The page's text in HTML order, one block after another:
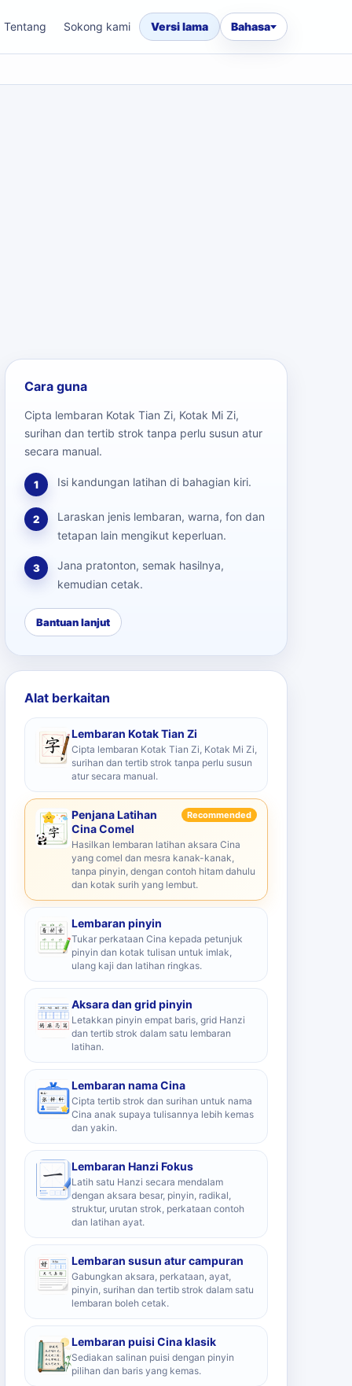
Tentang Sokong kami Versi lama Bahasa
Cara guna
Cipta lembaran Kotak Tian Zi, Kotak Mi Zi,
surihan dan tertib strok tanpa perlu susun atur
secara manual.
1 Isi kandungan latihan di bahagian kiri.
2
Laraskan jenis lembaran, warna, fon dan
tetapan lain mengikut keperluan.
3
Jana pratonton, semak hasilnya,
kemudian cetak.
Bantuan lanjut
Alat berkaitan
Lembaran Kotak Tian Zi
Cipta lembaran Kotak Tian Zi, Kotak Mi Zi,
surihan dan tertib strok tanpa perlu susun
atur secara manual.
Penjana Latihan
Cina Comel
Recommended
Hasilkan lembaran latihan aksara Cina
yang comel dan mesra kanak-kanak,
tanpa pinyin, dengan contoh hitam dahulu
dan kotak surih yang lembut.
Lembaran pinyin
Tukar perkataan Cina kepada petunjuk
pinyin dan kotak tulisan untuk imlak,
ulang kaji dan latihan ringkas.
Aksara dan grid pinyin
Letakkan pinyin empat baris, grid Hanzi
dan tertib strok dalam satu lembaran
latihan.
Lembaran nama Cina
Cipta tertib strok dan surihan untuk nama
Cina anak supaya tulisannya lebih kemas
dan yakin.
Lembaran Hanzi Fokus
Latih satu Hanzi secara mendalam
dengan aksara besar, pinyin, radikal,
struktur, urutan strok, perkataan contoh
dan latihan ayat.
Lembaran susun atur campuran
Gabungkan aksara, perkataan, ayat,
pinyin, surihan dan tertib strok dalam satu
lembaran boleh cetak.
Lembaran puisi Cina klasik
Sediakan salinan puisi dengan pinyin
pilihan dan baris yang kemas.